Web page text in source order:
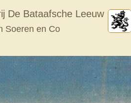
De Bataafsche Leeuw
Soeren en Co